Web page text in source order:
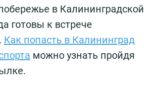
в Калининградской
готовы к встрече
Как попасть в Калининград
можно узнать пройдя